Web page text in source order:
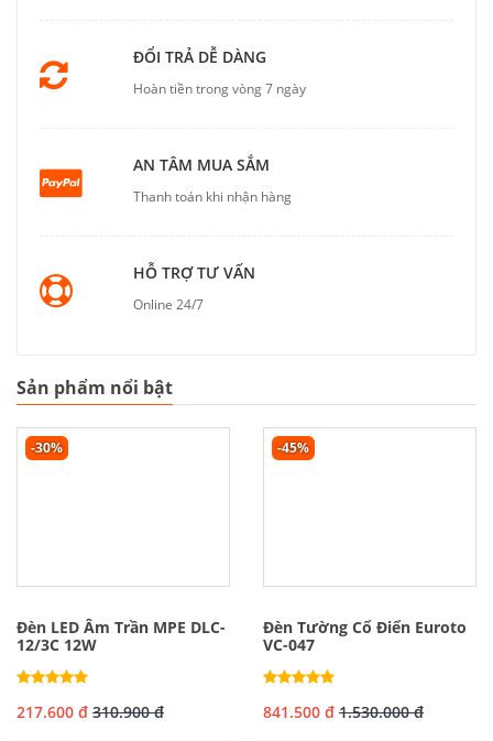
ĐỔI TRẢ DỄ DÀNG
Hoàn tiền trong vòng 7 ngày
AN TÂM MUA SẮM
Thanh toán khi nhận hàng
HỖ TRỢ TƯ VẤN
Online 24/7
Sản phẩm nổi bật
-30%
Đèn LED Âm Trần MPE DLC-
12/3C 12W
217.600 đ 310.900 đ
-45%
Đèn Tường Cổ Điển Euroto
VC-047
841.500 đ 1.530.000 đ